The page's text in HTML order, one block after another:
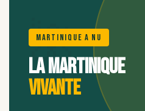
🌺
Martinique A Nu
La Martinique
vivante